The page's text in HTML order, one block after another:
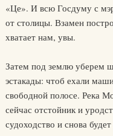
«Це». И всю Госдуму с
от столицы. Взамен
хватает нам, увы.
Затем под землю уберем
эстакады: чтоб ехали
свободной полосе. Река
сейчас отстойник и
судоходство и снова